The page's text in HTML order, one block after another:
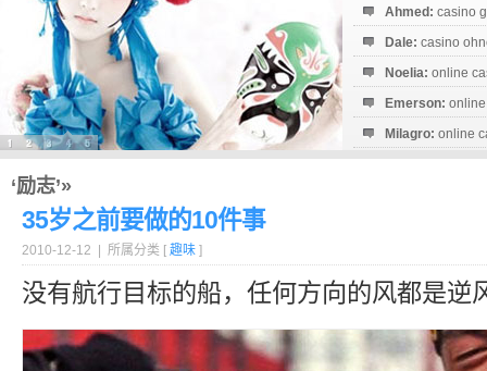
Ahmed: casino
Dale: casino
Noelia: online
Emerson:
Milagro: online
‘励志’»
35岁之前要做的10件事
2010-12-12 | 所属分类 [ 趣味 ]
没有航行目标的船，任何方向的风都是逆